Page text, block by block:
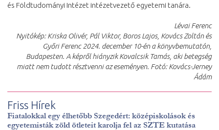
és Földtudományi Intézet intézetvezető egyetemi tanára.
Lévai Ferenc
Nyitókép: Kriska Olivér, Pál Viktor, Boros Lajos, Kovács Zoltán és
Győri Ferenc 2024. december 10-én a könyvbemutatón,
Budapesten. A képről hiányzik Kovalcsik Tamás, aki betegség
miatt nem tudott résztvenni az eseményen. Fotó: Kovács-Jerney
Ádám
Friss Hírek
Fiatalokkal egy élhetőbb Szegedért: középiskolások és
egyetemisták zöld ötleteit karolja fel az SZTE kutatása